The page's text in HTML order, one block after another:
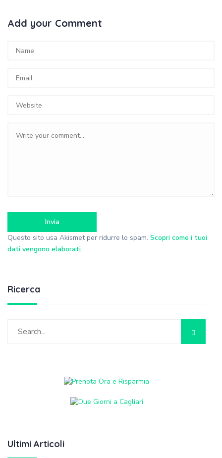
Add your Comment
Questo sito usa Akismet per ridurre lo spam. Scopri come i tuoi
dati vengono elaborati.
Ricerca
Ultimi Articoli